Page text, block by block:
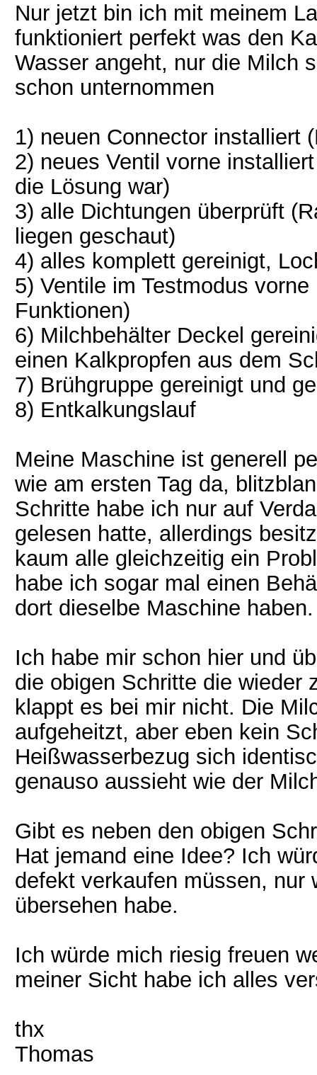
Nur jetzt bin ich mit meinem
funktioniert perfekt was den
Wasser angeht, nur die Milch
schon unternommen
1) neuen Connector installiert
2) neues Ventil vorne
die Lösung war)
3) alle Dichtungen überprüft
liegen geschaut)
4) alles komplett gereinigt,
5) Ventile im Testmodus
Funktionen)
6) Milchbehälter Deckel
einen Kalkpropfen aus dem
7) Brühgruppe gereinigt und
8) Entkalkungslauf
Meine Maschine ist generell
wie am ersten Tag da,
Schritte habe ich nur auf
gelesen hatte, allerdings
kaum alle gleichzeitig ein
habe ich sogar mal einen
dort dieselbe Maschine
Ich habe mir schon hier und
die obigen Schritte die wieder
klappt es bei mir nicht. Die
aufgeheitzt, aber eben kein
Heißwasserbezug sich
genauso aussieht wie der
Gibt es neben den obigen
Hat jemand eine Idee? Ich
defekt verkaufen müssen, nur
übersehen habe.
Ich würde mich riesig freuen
meiner Sicht habe ich alles
thx
Thomas